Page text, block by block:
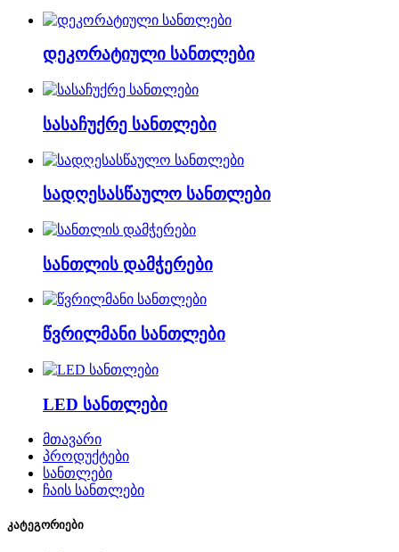
დეკორატიული სანთლები
სასაჩუქრე სანთლები
სადღესასწაულო სანთლები
სანთლის დამჭერები
წვრილმანი სანთლები
LED სანთლები
მთავარი
პროდუქტები
სანთლები
ჩაის სანთლები
კატეგორიები